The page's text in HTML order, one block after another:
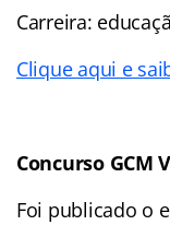
Carreira:
Clique aqui e
Concurso GCM
Foi publicado o